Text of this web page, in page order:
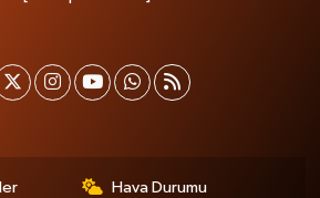
Hava Durumu